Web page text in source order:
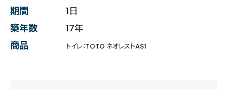
期間
1日
築年数
17年
商品
トイレ：TOTO ネオレストAS1